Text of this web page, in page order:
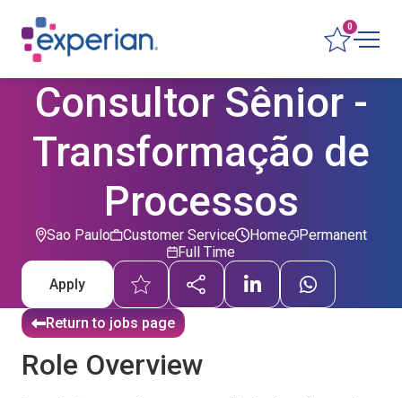
0
Consultor Sênior -
Transformação de
Processos
Sao Paulo Customer Service Permanent
Home
Full Time
Apply
Return to jobs page
Role Overview